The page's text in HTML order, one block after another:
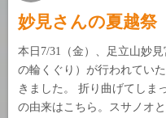
妙見さんの夏越祭
本日7/31（金）、足立山妙
の輪くぐり）が行われてい
きました。 折り曲げてしま
の由来はこちら。スサノオ